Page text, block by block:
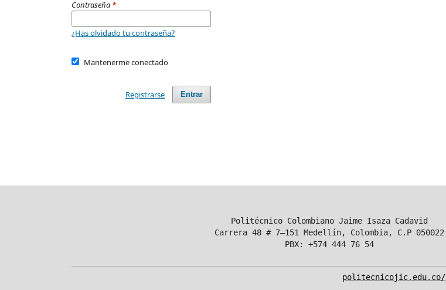
Contraseña *
¿Has olvidado tu contraseña?
Mantenerme conectado
Entrar
Registrarse
Politécnico Colombiano Jaime Isaza Cadavid
Carrera 48 # 7–151 Medellín, Colombia, C.P 050022
PBX: +574 444 76 54
politecnicojic.edu.co/